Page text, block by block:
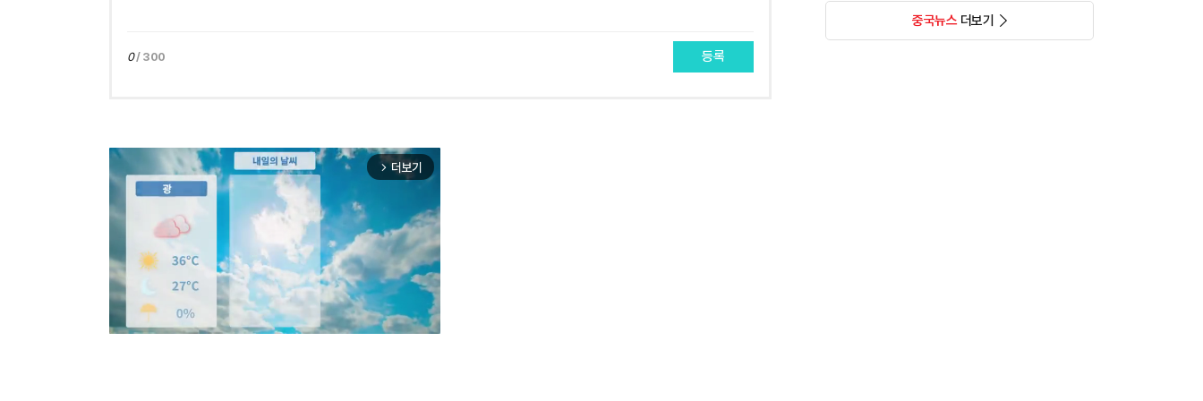
0/ 300 등록
arrow_forward_ios 더보기
중국뉴스더보기